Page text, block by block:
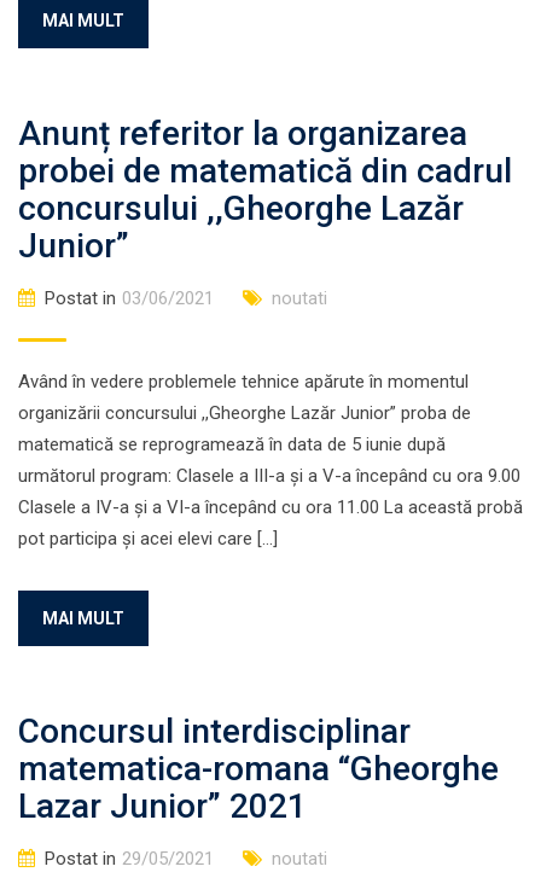
MAI MULT
Anunț referitor la organizarea
probei de matematică din cadrul
concursului ,,Gheorghe Lazăr
Junior”
Postat in 03/06/2021 noutati
Având în vedere problemele tehnice apărute în momentul
organizării concursului ,,Gheorghe Lazăr Junior” proba de
matematică se reprogramează în data de 5 iunie după
următorul program: Clasele a III-a și a V-a începând cu ora 9.00
Clasele a IV-a și a VI-a începând cu ora 11.00 La această probă
pot participa și acei elevi care […]
MAI MULT
Concursul interdisciplinar
matematica-romana “Gheorghe
Lazar Junior” 2021
Postat in 29/05/2021 noutati